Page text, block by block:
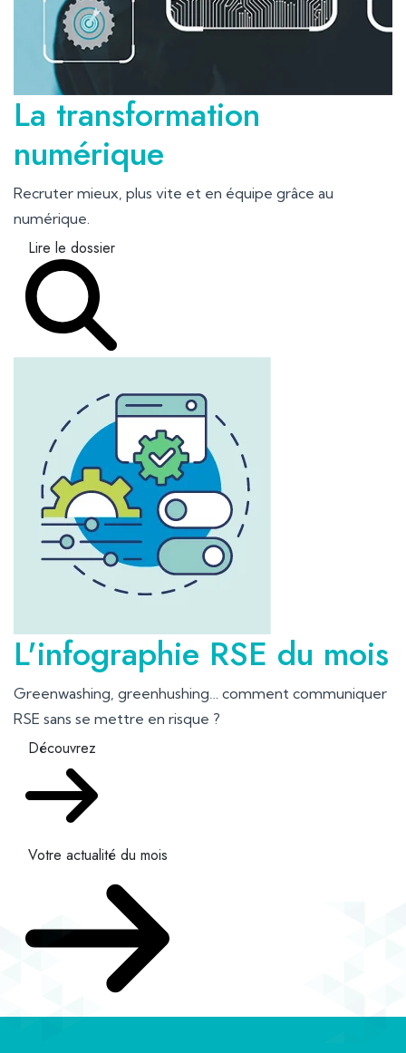
La transformation
numérique
Recruter mieux, plus vite et en équipe grâce au
numérique.
Lire le dossier
L'infographie RSE du mois
Greenwashing, greenhushing… comment communiquer
RSE sans se mettre en risque ?
Découvrez
Votre actualité du mois